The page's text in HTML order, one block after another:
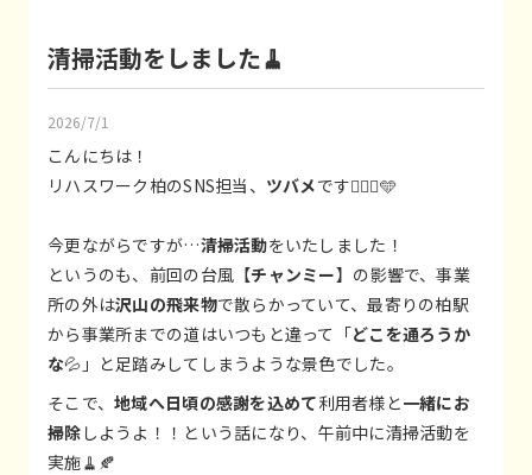
清掃活動をしました🧹
2026/7/1
こんにちは！
リハスワーク柏のSNS担当、 ツバメです🙋🏻‍♀️🩵
今更ながらですが…清掃活動をいたしました！
というのも、前回の台風【チャンミー】の影響で、事業
所の外は沢山の飛来物で散らかっていて、最寄りの柏駅
から事業所までの道はいつもと違って「どこを通ろうか
な💦」と足踏みしてしまうような景色でした。
そこで、地域へ日頃の感謝を込めて利用者様と一緒にお
掃除 しようよ！！という話になり、午前中に清掃活動を
実施🧹🍂